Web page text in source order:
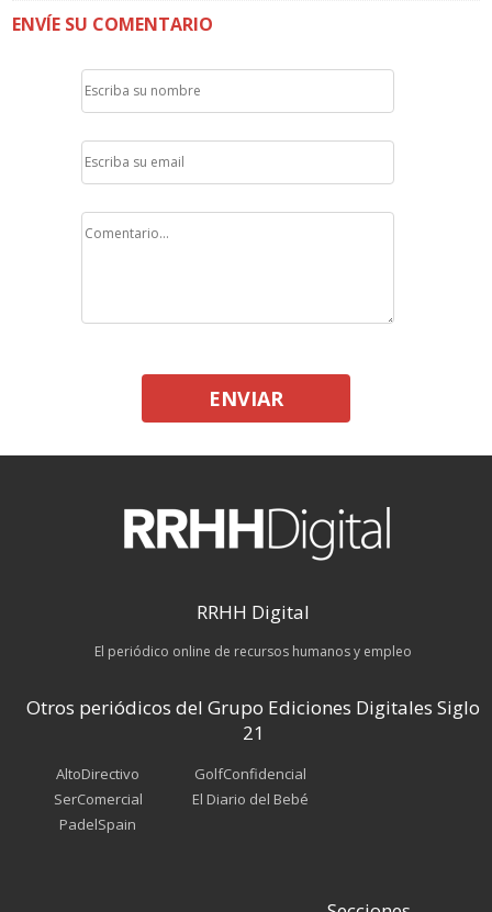
ENVÍE SU COMENTARIO
ENVIAR
RRHH Digital
El periódico online de recursos humanos y empleo
Otros periódicos del Grupo Ediciones Digitales Siglo
21
AltoDirectivo
SerComercial
PadelSpain
GolfConfidencial
El Diario del Bebé